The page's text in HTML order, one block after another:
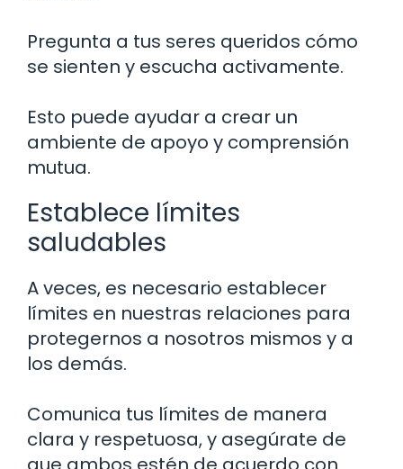
Pregunta a tus seres queridos cómo
se sienten y escucha activamente.
Esto puede ayudar a crear un
ambiente de apoyo y comprensión
mutua.
Establece límites
saludables
A veces, es necesario establecer
límites en nuestras relaciones para
protegernos a nosotros mismos y a
los demás.
Comunica tus límites de manera
clara y respetuosa, y asegúrate de